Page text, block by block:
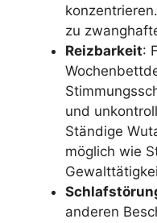
zu
Reizbarkeit:
und
Ständige
möglich wie
anderen